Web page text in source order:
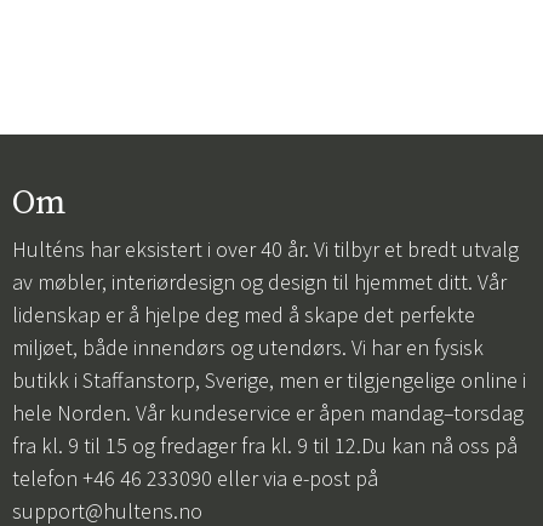
Om
Hulténs har eksistert i over 40 år. Vi tilbyr et bredt utvalg
av møbler, interiørdesign og design til hjemmet ditt. Vår
lidenskap er å hjelpe deg med å skape det perfekte
miljøet, både innendørs og utendørs. Vi har en fysisk
butikk i Staffanstorp, Sverige, men er tilgjengelige online i
hele Norden. Vår kundeservice er åpen mandag–torsdag
fra kl. 9 til 15 og fredager fra kl. 9 til 12.Du kan nå oss på
telefon +46 46 233090 eller via e-post på
support@hultens.no